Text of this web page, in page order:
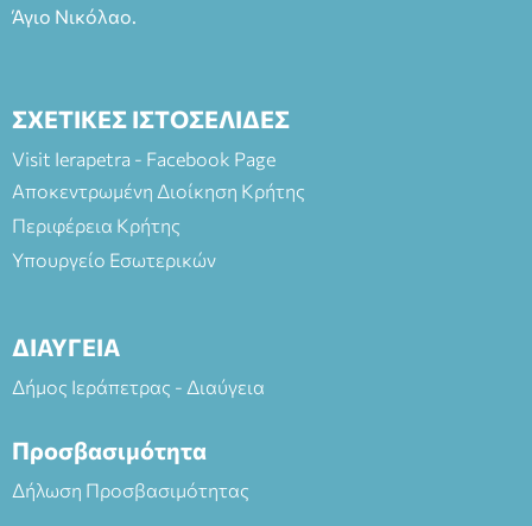
Άγιο Νικόλαο.
ΣΧΕΤΙΚΕΣ ΙΣΤΟΣΕΛΙΔΕΣ
Visit Ierapetra - Facebook Page
Αποκεντρωμένη Διοίκηση Κρήτης
Περιφέρεια Κρήτης
Υπουργείο Εσωτερικών
ΔΙΑΥΓΕΙΑ
Δήμος Ιεράπετρας - Διαύγεια
Προσβασιμότητα
Δήλωση Προσβασιμότητας